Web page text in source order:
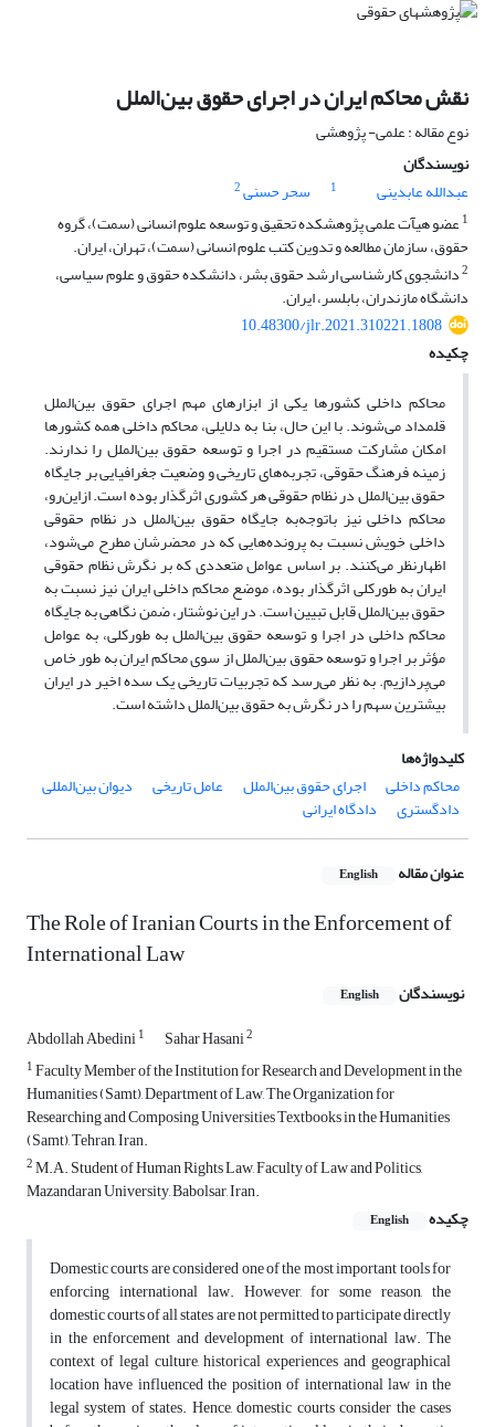
نقش محاکم ایران در اجرای حقوق بین‌الملل
نوع مقاله : علمی- پژوهشی
نویسندگان
عبدالله عابدینی
1 سحر حسنی2
1عضو هیآت علمی پژوهشکده تحقیق و توسعه علوم انسانی (سمت)، گروه
حقوق، سازمان مطالعه و تدوین کتب علوم انسانی (سمت)، تهران، ایران.
2دانشجوی کارشناسی ارشد حقوق بشر، دانشکده حقوق و علوم سیاسی،
دانشگاه مازندران، بابلسر، ایران.
10.48300/jlr.2021.310221.1808
چکیده
محاکم داخلی کشورها یکی از ابزارهای مهم اجرای حقوق بین‌الملل
قلمداد می‌شوند. با این حال، بنا به دلایلی، محاکم داخلی همه کشورها
امکان مشارکت مستقیم در اجرا و توسعه حقوق بین‌الملل را ندارند.
زمینه فرهنگ حقوقی، تجربه‌های تاریخی و وضعیت جغرافیایی بر جایگاه
حقوق بین‌الملل در نظام حقوقی هر کشوری اثرگذار بوده است. ازاین‌رو،
محاکم داخلی نیز باتوجه‌به جایگاه حقوق بین‌الملل در نظام حقوقی
داخلی خویش نسبت به پرونده‌هایی که در محضرشان مطرح می‌شود،
اظهارنظر می‌کنند. بر اساس عوامل متعددی که بر نگرش نظام حقوقی
ایران به‌ طورکلی اثرگذار بوده، موضع محاکم داخلی ایران نیز نسبت به
حقوق بین‌الملل قابل تبیین است. در این نوشتار، ضمن نگاهی به جایگاه
محاکم داخلی در اجرا و توسعه حقوق بین‌الملل به‌ طورکلی، به عوامل
مؤثر بر اجرا و توسعه حقوق بین‌الملل از سوی محاکم ایران به‌ طور خاص
می‌پردازیم. به نظر می‌رسد که تجربیات تاریخی یک سده اخیر در ایران
بیشترین سهم را در نگرش به حقوق بین‌الملل داشته است.
کلیدواژه‌ها
محاکم داخلی
اجرای حقوق بین‌الملل عامل تاریخی دیوان بین‌المللی
دادگستری دادگاه ایرانی
عنوان مقاله English
The Role of Iranian Courts in the Enforcement of
International Law
نویسندگان English
Abdollah Abedini1 Sahar Hasani2
1Faculty Member of the Institution for Research and Development in the
Humanities (Samt), Department of Law, The Organization for
Researching and Composing Universities Textbooks in the Humanities
(Samt), Tehran, Iran.
2M.A. Student of Human Rights Law, Faculty of Law and Politics,
Mazandaran University, Babolsar, Iran.
چکیده
English
Domestic courts are considered one of the most important tools for
enforcing international law. However, for some reason, the
domestic courts of all states are not permitted to participate directly
in the enforcement and development of international law. The
context of legal culture, historical experiences and geographical
location have influenced the position of international law in the
legal system of states. Hence, domestic courts consider the cases